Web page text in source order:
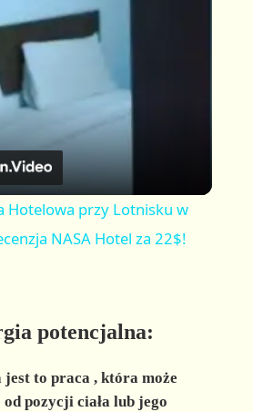
a
V
i
o
Hotelowa przy Lotnisku w
NASA Hotel za 22$!
potencjalna:
jest to praca , która może
odpozycji ciała lub jego